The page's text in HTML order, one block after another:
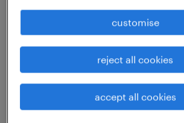
正式工
CNY200,000 - CNY400,000 每年
customise
reject all cookies
accept all cookies